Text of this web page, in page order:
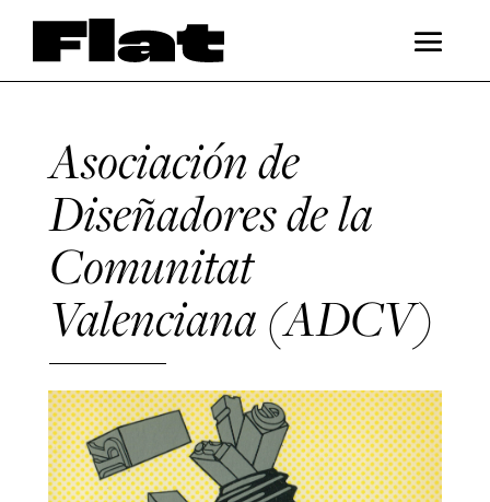
Asociación de
Diseñadores de la
Comunitat
Valenciana (ADCV)